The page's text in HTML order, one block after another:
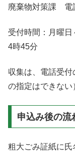
廃棄物対策課 電
受付時間：月曜
4時45分
収集は、電話受
の指定はできない
申込み後の流
粗大ごみ証紙に